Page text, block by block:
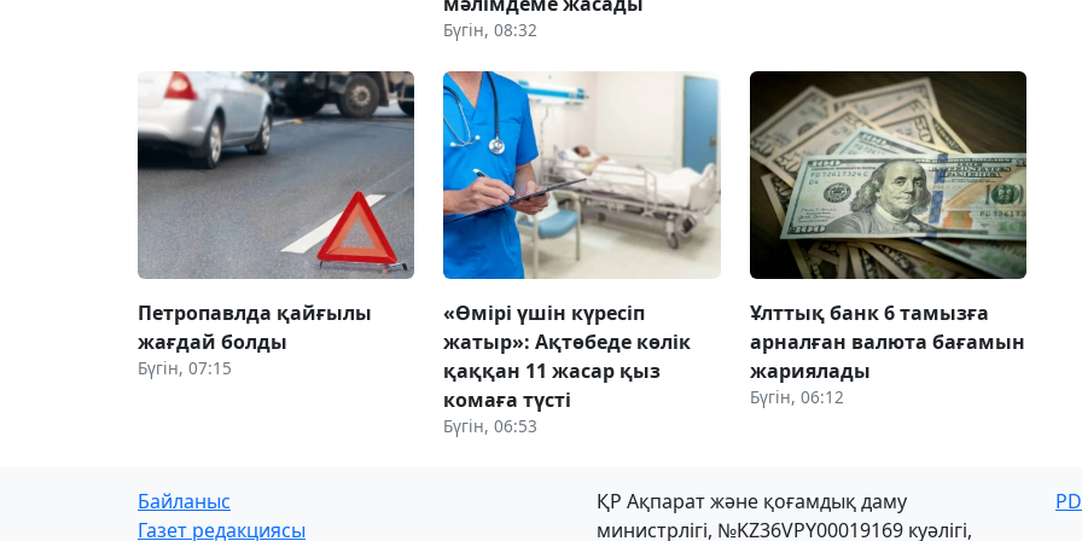
Бүгін, 08:32
Петропавлда қайғылы
жағдай болды
Бүгін, 07:15
«Өмірі үшін күресіп
жатыр»: Ақтөбеде көлік
қаққан 11 жасар қыз
комаға түсті
Бүгін, 06:53
Ұлттық банк 6 тамызға
арналған валюта бағамын
жариялады
Бүгін, 06:12
Байланыс
Газет редакциясы
ҚР Ақпарат және қоғамдық даму
министрлігі, №KZ36VPY00019169 куәлігі,